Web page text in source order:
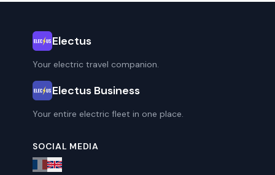
Electus
Your electric travel companion.
Electus Business
Your entire electric fleet in one place.
SOCIAL MEDIA